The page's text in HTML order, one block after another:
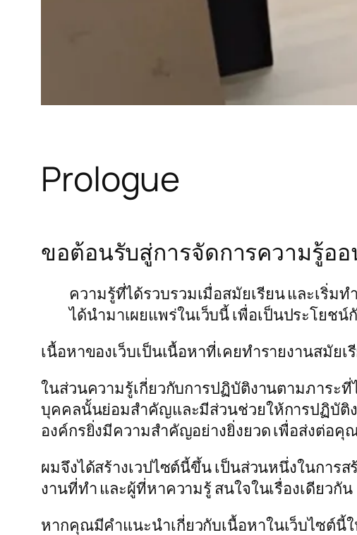
Prologue
ขอต้อนรับสู่การจัดการความรู้อ
ความรู้ที่ได้รวบรวมเมื่อสมัยเรียน และเริ่มท
ได้นำมาเผยแพร่ในเว็บนี้ เพื่อเป็นประโยช
เนื้อหาของเว็บเป็นเนื้อหาที่เคยทำรายงานสมัย
ในส่วนความรู้เกี่ยวกับการปฏิบัติงานตามภาระ
บุคคลนั้นย่อมสำคัญและมีส่วนช่วยให้การปฏิบัติ
องค์กรยิ่งมีความสำคัญอย่างยิ่งยวด เพื่อส่งต่อ
ผมจึงได้สร้างเวปไซต์นี้ขึ้น เป็นส่วนหนึ่งในการ
งานที่ทำ และผู้ที่หาความรู้ สนใจในเรื่องเดียวกัน
หากคุณมีคำแนะนำเกี่ยวกับเนื้อหาในเว็บไซต์นี้